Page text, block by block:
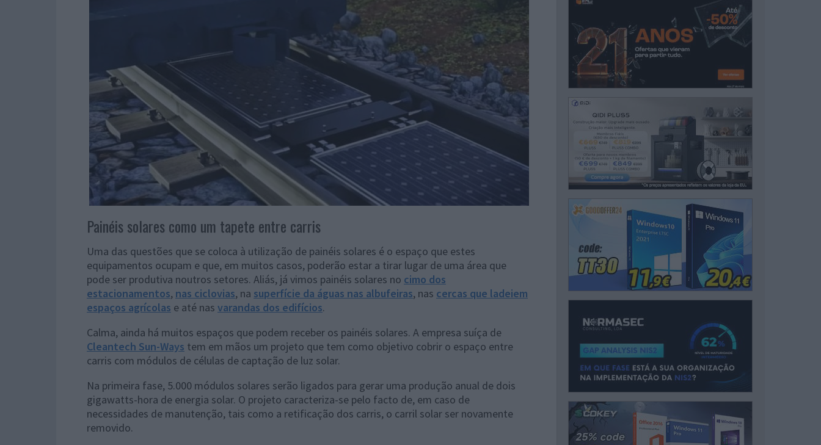
Painéis solares como um tapete entre carris
Uma das questões que se coloca à utilização de painéis solares é o espaço que estes
equipamentos ocupam e que, em muitos casos, poderão estar a tirar lugar de uma área que
pode ser produtiva noutros setores. Aliás, já vimos painéis solares no cimo dos
estacionamentos, nas ciclovias, na superfície da águas nas albufeiras, nas cercas que ladeiem
espaços agrícolas e até nas varandas dos edifícios.
Calma, ainda há muitos espaços que podem receber os painéis solares. A empresa suíça de
Cleantech Sun-Ways tem em mãos um projeto que tem como objetivo cobrir o espaço entre
carris com módulos de células de captação de luz solar.
Na primeira fase, 5.000 módulos solares serão ligados para gerar uma produção anual de dois
gigawatts-hora de energia solar. O projeto caracteriza-se pelo facto de, em caso de
necessidades de manutenção, tais como a retificação dos carris, o carril solar ser novamente
removido.